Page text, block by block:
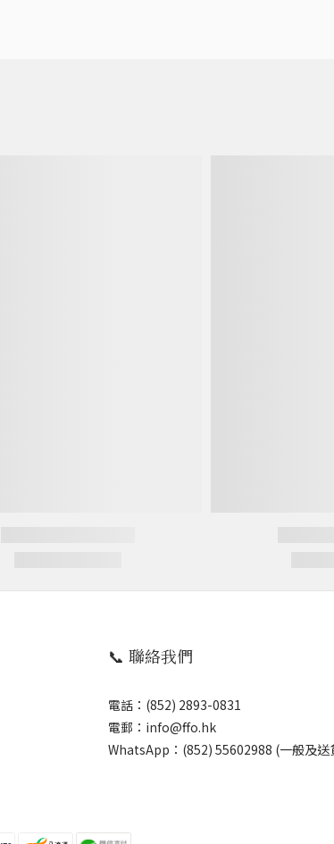
📞 聯絡我們
電話：(852) 2893-0831
電郵：info@ffo.hk
WhatsApp： (852) 55602988 (一般及送